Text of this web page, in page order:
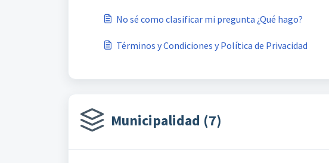
No sé como clasificar mi pregunta ¿Qué hago?
Términos y Condiciones y Política de Privacidad
Municipalidad (7)